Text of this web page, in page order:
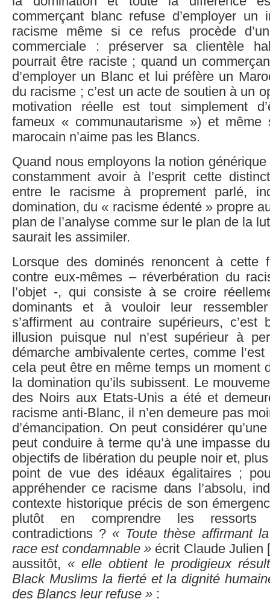
commerçant blanc refuse d’employer un
racisme même si ce refus procède
commerciale : préserver sa clientèle
pourrait être raciste ; quand un
d’employer un Blanc et lui préfère un
du racisme ; c’est un acte de soutien à un
motivation réelle est tout simplement
fameux « communautarisme ») et même
marocain n’aime pas les Blancs.
Quand nous employons la notion
constamment avoir à l’esprit cette
entre le racisme à proprement parlé,
domination, du « racisme édenté » propre
plan de l’analyse comme sur le plan de la
saurait les assimiler.
Lorsque des dominés renoncent à cette
contre eux-mêmes – réverbération du
l’objet -, qui consiste à se croire
dominants et à vouloir leur
s’affirment au contraire supérieurs, c’est
illusion puisque nul n’est supérieur à
démarche ambivalente certes, comme
cela peut être en même temps un moment
la domination qu’ils subissent. Le
des Noirs aux Etats-Unis a été et
racisme anti-Blanc, il n’en demeure pas
d’émancipation. On peut considérer
peut conduire à terme qu’à une impasse
objectifs de libération du peuple noir et,
point de vue des idéaux égalitaires ;
appréhender ce racisme dans l’absolu,
contexte historique précis de son
plutôt en comprendre les
contradictions ? « Toute thèse affirmant
race est condamnable » écrit Claude Julien [
aussitôt, « elle obtient le prodigieux
Black Muslims la fierté et la dignité
des Blancs leur refuse » :